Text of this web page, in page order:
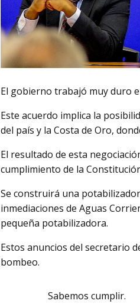
El gobierno trabajó muy duro
Este acuerdo implica la
del país y la Costa de Oro,
El resultado de esta
cumplimiento de la
Se construirá una
inmediaciones de Aguas
pequeña potabilizadora.
Estos anuncios del secretario
bombeo.
Sabemos cumplir.